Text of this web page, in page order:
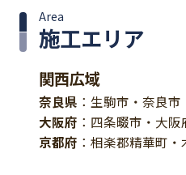
施工エリア
Area
関西広域
奈良県 ：生駒市・奈良
大阪府 ：四条畷市・大
京都府 ：相楽郡精華町